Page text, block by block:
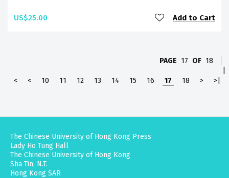
US$25.00 Add to Cart
PAGE 17 OF 18
<
< 10 11 12 13 14 15 16 17 18 > >|
The Chinese University of Hong Kong Press
Lady Ho Tung Hall
The Chinese University of Hong Kong
Sha Tin, N.T.
Hong Kong SAR